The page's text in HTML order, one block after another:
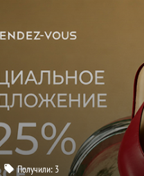
Получили: 3